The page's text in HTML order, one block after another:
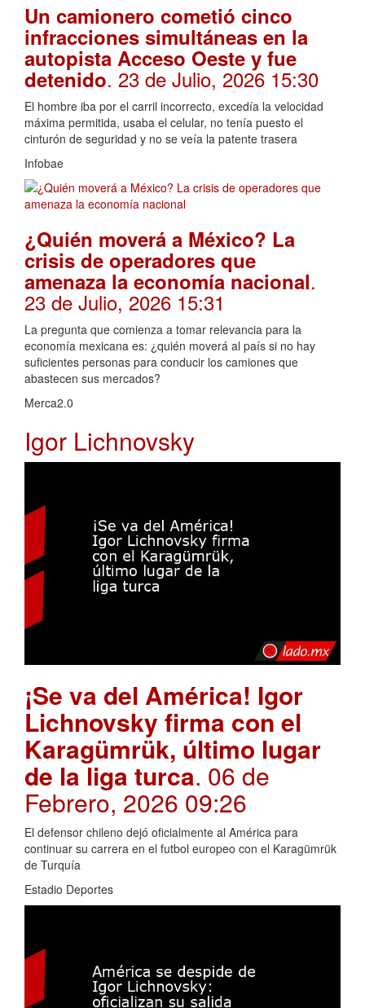
Un camionero cometió cinco
infracciones simultáneas en la
autopista Acceso Oeste y fue
detenido. 23 de Julio, 2026 15:30
El hombre iba por el carril incorrecto, excedía la velocidad
máxima permitida, usaba el celular, no tenía puesto el
cinturón de seguridad y no se veía la patente trasera
Infobae
¿Quién moverá a México? La
crisis de operadores que
amenaza la economía nacional.
23 de Julio, 2026 15:31
La pregunta que comienza a tomar relevancia para la
economía mexicana es: ¿quién moverá al país si no hay
suficientes personas para conducir los camiones que
abastecen sus mercados?
Merca2.0
Igor Lichnovsky
¡Se va del América! Igor
Lichnovsky firma con el
Karagümrük, último lugar
de la liga turca. 06 de
Febrero, 2026 09:26
El defensor chileno dejó oficialmente al América para
continuar su carrera en el futbol europeo con el Karagümrük
de Turquía
Estadio Deportes